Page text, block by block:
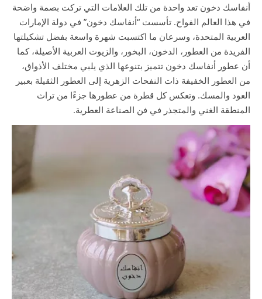
أنفاسك دخون تعد واحدة من تلك العلامات التي تركت بصمة واضحة
في هذا العالم الفواح. تأسست “أنفاسك دخون” في دولة الإمارات
العربية المتحدة، وسرعان ما اكتسبت شهرة واسعة بفضل تشكيلتها
الفريدة من العطور، الدخون، البخور، والزيوت العربية الأصيلة، كما
أن عطور أنفاسك دخون تتميز بتنوعها الذي يلبي مختلف الأذواق،
من العطور الخفيفة ذات النفحات الزهرية إلى العطور الثقيلة بعبير
العود والمسك. وتعكس كل قطرة من عطورها جزءًا من تراث
المنطقة الغني والمتجذر في فن الصناعة العطرية.